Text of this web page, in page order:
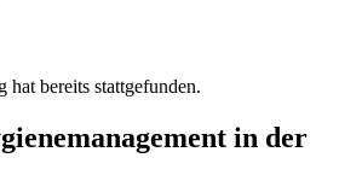
hat bereits stattgefunden.
in der